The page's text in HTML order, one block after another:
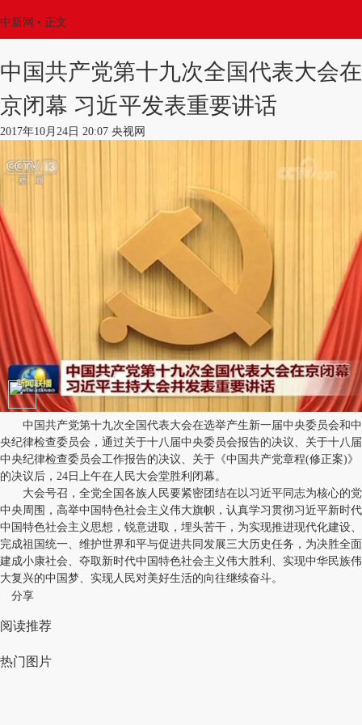
中新网 • 正文
中国共产党第十九次全国代表大会在
京闭幕 习近平发表重要讲话
2017年10月24日 20:07 央视网
中国共产党第十九次全国代表大会在选举产生新一届中央委员会和中
央纪律检查委员会，通过关于十八届中央委员会报告的决议、关于十八届
中央纪律检查委员会工作报告的决议、关于《中国共产党章程(修正案)》
的决议后，24日上午在人民大会堂胜利闭幕。
大会号召，全党全国各族人民要紧密团结在以习近平同志为核心的党
中央周围，高举中国特色社会主义伟大旗帜，认真学习贯彻习近平新时代
中国特色社会主义思想，锐意进取，埋头苦干，为实现推进现代化建设、
完成祖国统一、维护世界和平与促进共同发展三大历史任务，为决胜全面
建成小康社会、夺取新时代中国特色社会主义伟大胜利、实现中华民族伟
大复兴的中国梦、实现人民对美好生活的向往继续奋斗。
分享
阅读推荐
热门图片